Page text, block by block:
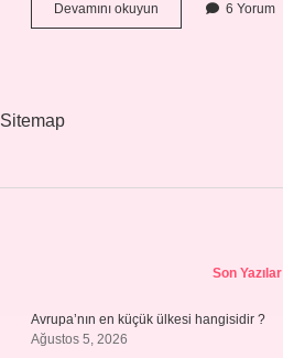
Devamını okuyun
Renklendirme
6 Yorum
Sitemap
Son Yazılar
Avrupa’nın en küçük ülkesi hangisidir ?
Ağustos 5, 2026